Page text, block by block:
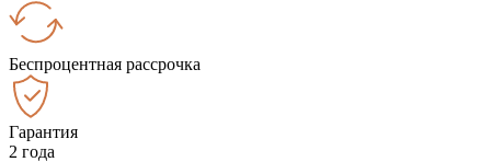
Беспроцентная рассрочка
Гарантия
2 года